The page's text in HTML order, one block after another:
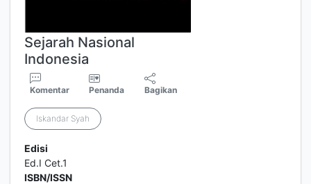
Sejarah Nasional
Indonesia
Komentar Penanda Bagikan
Iskandar Syah
Edisi
Ed.I Cet.1
ISBN/ISSN